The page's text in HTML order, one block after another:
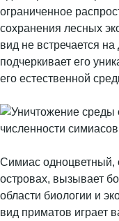
ограниченное
сохранения лесных
вид не встречается
подчеркивает его
его естественной
Симиас одноцветный,
островах, вызывает
области биологии и
вид приматов играет